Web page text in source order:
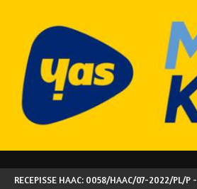
RECEPISSE HAAC: 0058/HAAC/07-2022/PL/P -